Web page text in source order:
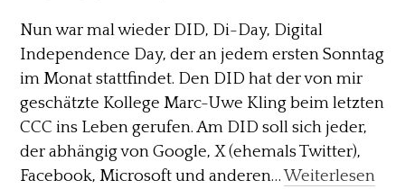
Nun war mal wieder DID, Di-Day, Digital
Independence Day, der an jedem ersten Sonntag
im Monat stattfindet. Den DID hat der von mir
geschätzte Kollege Marc-Uwe Kling beim letzten
CCC ins Leben gerufen. Am DID soll sich jeder,
der abhängig von Google, X (ehemals Twitter),
Facebook, Microsoft und anderen…Weiterlesen